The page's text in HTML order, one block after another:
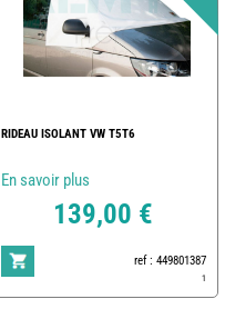
RIDEAU ISOLANT VW T5T6
En savoir plus
139,00 €
ref : 449801387
1